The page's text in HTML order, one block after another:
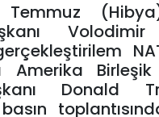
Volodimir
Amerika
Donald